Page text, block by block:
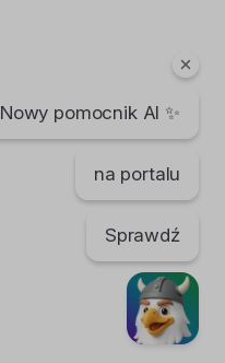
Nowy pomocnik AI ✨
na portalu
Sprawdź